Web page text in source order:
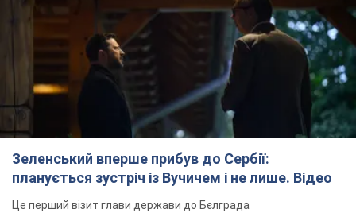
Зеленський вперше прибув до Сербії:
планується зустріч із Вучичем і не лише. Відео
Це перший візит глави держави до Бєлграда